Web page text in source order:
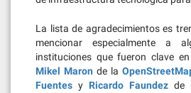
La lista de agradecimientos es
mencionar especialmente a
instituciones que fueron clave
Mikel Maron de la
Fuentes y Ricardo Faundez de